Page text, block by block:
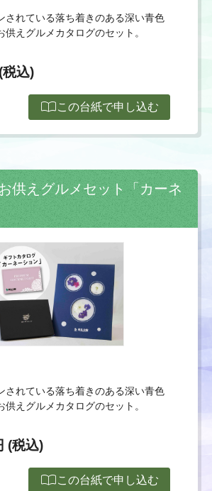
されている落ち着きのある深い青色
供えグルメカタログのセット。
税込)
import_contactsこの台紙で申し込む
供えグルメセット「カーネ
されている落ち着きのある深い青色
供えグルメカタログのセット。
(税込)
import_contactsこの台紙で申し込む